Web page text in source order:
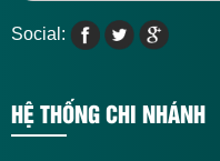
Social:
HỆ THỐNG CHI NHÁNH